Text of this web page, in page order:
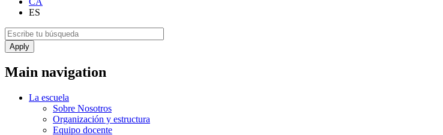
ES
Main navigation
La escuela
Sobre Nosotros
Organización y estructura
Equipo docente